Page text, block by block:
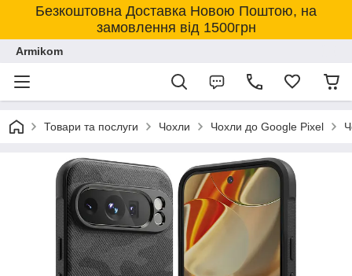
Безкоштовна Доставка Новою Поштою, на
замовлення від 1500грн
Armikom
Товари та послуги Чохли Чохли до Google Pixel